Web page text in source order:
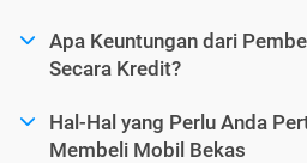
Apa Keuntungan dari
Secara Kredit?
Hal-Hal yang Perlu Anda
Membeli Mobil Bekas